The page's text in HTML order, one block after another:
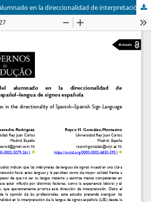
Preferencias del alumnado en la direccionalidad de interpretación español–lengua de signos española